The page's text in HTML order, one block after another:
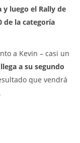
luego el Rally de
de la categoría
a Kevin – casi un
a su segundo
que vendrá